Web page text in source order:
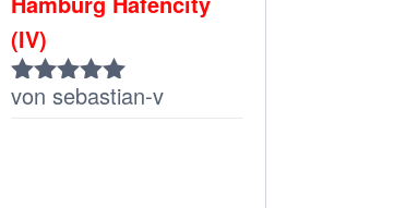
(IV)
Bewertet
von sebastian-v